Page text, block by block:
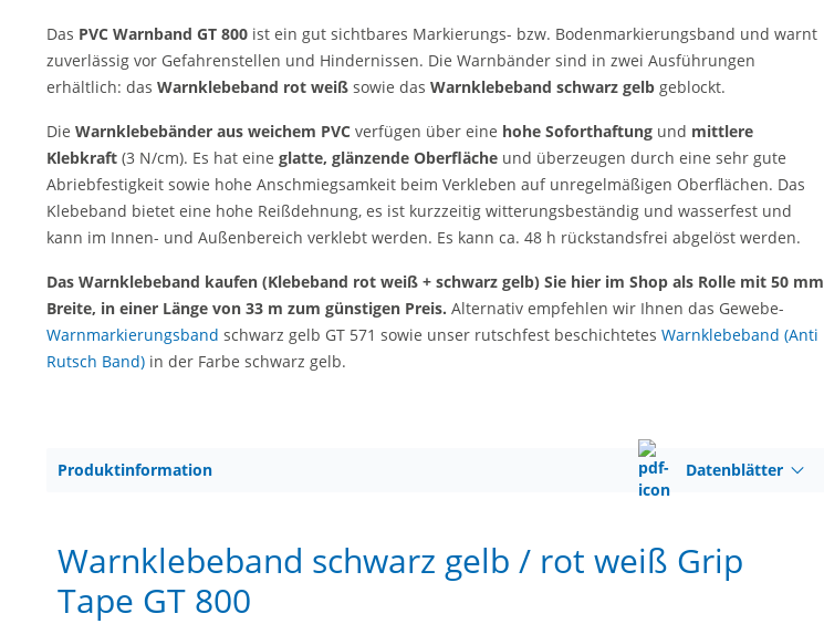
Das PVC Warnband GT 800 ist ein gut sichtbares Markierungs- bzw. Bodenmarkierungsband und warnt
zuverlässig vor Gefahrenstellen und Hindernissen. Die Warnbänder sind in zwei Ausführungen
erhältlich: das Warnklebeband rot weiß sowie das Warnklebeband schwarz gelb geblockt.
Die Warnklebebänder aus weichem PVC verfügen über eine hohe Soforthaftung und mittlere
Klebkraft (3 N/cm). Es hat eine glatte, glänzende Oberfläche und überzeugen durch eine sehr gute
Abriebfestigkeit sowie hohe Anschmiegsamkeit beim Verkleben auf unregelmäßigen Oberflächen. Das
Klebeband bietet eine hohe Reißdehnung, es ist kurzzeitig witterungsbeständig und wasserfest und
kann im Innen- und Außenbereich verklebt werden. Es kann ca. 48 h rückstandsfrei abgelöst werden.
Das Warnklebeband kaufen (Klebeband rot weiß + schwarz gelb) Sie hier im Shop als Rolle mit 50 mm
Breite, in einer Länge von 33 m zum günstigen Preis. Alternativ empfehlen wir Ihnen das Gewebe-
Warnmarkierungsband schwarz gelb GT 571 sowie unser rutschfest beschichtetes Warnklebeband (Anti
Rutsch Band) in der Farbe schwarz gelb.
Produktinformation Datenblätter
Warnklebeband schwarz gelb / rot weiß Grip
Tape GT 800